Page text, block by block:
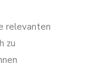
relevanten
zu